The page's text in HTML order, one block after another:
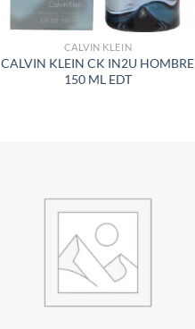
CALVIN KLEIN
CALVIN KLEIN CK IN2U HOMBRE
150 ML EDT